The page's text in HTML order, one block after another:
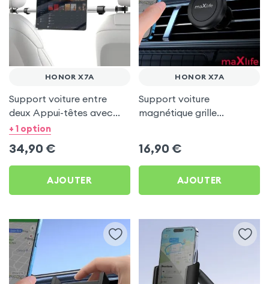
HONOR X7A
Support voiture entre
deux Appui-têtes avec
Tête rotative à 360° pour
+ 1 option
34,90 €
AJOUTER
HONOR X7A
Support voiture
magnétique grille
16,90 €
AJOUTER